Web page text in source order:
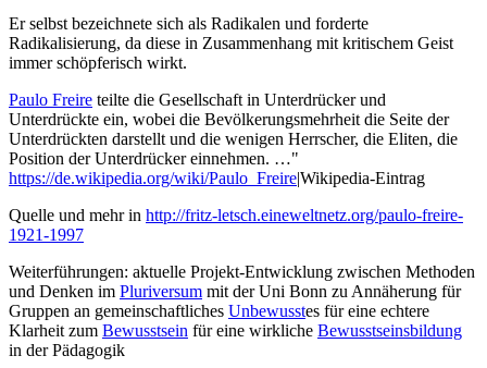
Er selbst bezeichnete sich als Radikalen und forderte
Radikalisierung, da diese in Zusammenhang mit kritischem Geist
immer schöpferisch wirkt.
Paulo Freire teilte die Gesellschaft in Unterdrücker und
Unterdrückte ein, wobei die Bevölkerungsmehrheit die Seite der
Unterdrückten darstellt und die wenigen Herrscher, die Eliten, die
Position der Unterdrücker einnehmen. …"
https://de.wikipedia.org/wiki/Paulo_Freire|Wikipedia-Eintrag
Quelle und mehr in http://fritz-letsch.eineweltnetz.org/paulo-freire-
1921-1997
Weiterführungen: aktuelle Projekt-Entwicklung zwischen Methoden
und Denken im Pluriversum mit der Uni Bonn zu Annäherung für
Gruppen an gemeinschaftliches Unbewusstes für eine echtere
Klarheit zum Bewusstsein für eine wirkliche Bewusstseinsbildung
in der Pädagogik